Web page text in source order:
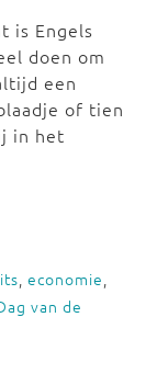
is Engels
doen om
een
of tien
in het
, economie,
van de